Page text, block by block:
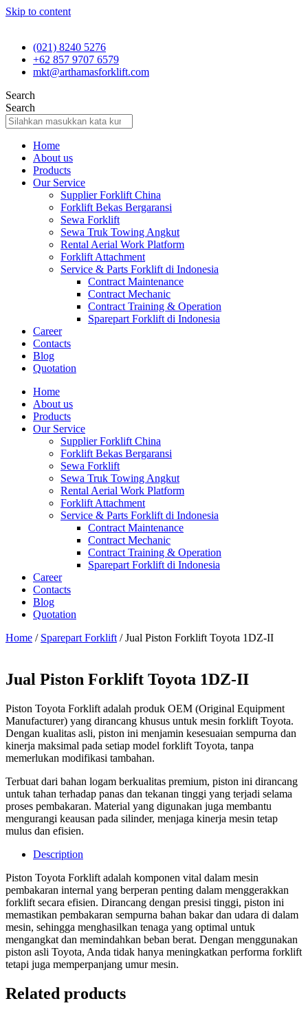
Skip to content
(021) 8240 5276
+62 857 9707 6579
mkt@arthamasforklift.com
Search
Search
Home
About us
Products
Our Service
Supplier Forklift China
Forklift Bekas Bergaransi
Sewa Forklift
Sewa Truk Towing Angkut
Rental Aerial Work Platform
Forklift Attachment
Service & Parts Forklift di Indonesia
Contract Maintenance
Contract Mechanic
Contract Training & Operation
Sparepart Forklift di Indonesia
Career
Contacts
Blog
Quotation
Home
About us
Products
Our Service
Supplier Forklift China
Forklift Bekas Bergaransi
Sewa Forklift
Sewa Truk Towing Angkut
Rental Aerial Work Platform
Forklift Attachment
Service & Parts Forklift di Indonesia
Contract Maintenance
Contract Mechanic
Contract Training & Operation
Sparepart Forklift di Indonesia
Career
Contacts
Blog
Quotation
Home / Sparepart Forklift / Jual Piston Forklift Toyota 1DZ-II
Jual Piston Forklift Toyota 1DZ-II
Piston Toyota Forklift adalah produk OEM (Original Equipment
Manufacturer) yang dirancang khusus untuk mesin forklift Toyota.
Dengan kualitas asli, piston ini menjamin kesesuaian sempurna dan
kinerja maksimal pada setiap model forklift Toyota, tanpa
memerlukan modifikasi tambahan.
Terbuat dari bahan logam berkualitas premium, piston ini dirancang
untuk tahan terhadap panas dan tekanan tinggi yang terjadi selama
proses pembakaran. Material yang digunakan juga membantu
mengurangi keausan pada silinder, menjaga kinerja mesin tetap
mulus dan efisien.
Description
Piston Toyota Forklift adalah komponen vital dalam mesin
pembakaran internal yang berperan penting dalam menggerakkan
forklift secara efisien. Dirancang dengan presisi tinggi, piston ini
memastikan pembakaran sempurna bahan bakar dan udara di dalam
mesin, sehingga menghasilkan tenaga yang optimal untuk
mengangkat dan memindahkan beban berat. Dengan menggunakan
piston asli Toyota, Anda tidak hanya meningkatkan performa forklift
tetapi juga memperpanjang umur mesin.
Related products